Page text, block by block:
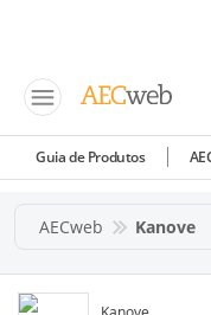
Guia de Produtos
AECweb Kanove